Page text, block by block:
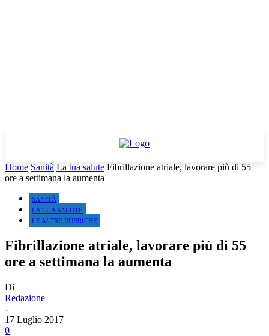
Home Sanità La tua salute Fibrillazione atriale, lavorare più di 55
ore a settimana la aumenta
SANITÀ
LA TUA SALUTE
LE ALTRE RUBRICHE
Fibrillazione atriale, lavorare più di 55
ore a settimana la aumenta
Di
Redazione
-
17 Luglio 2017
0